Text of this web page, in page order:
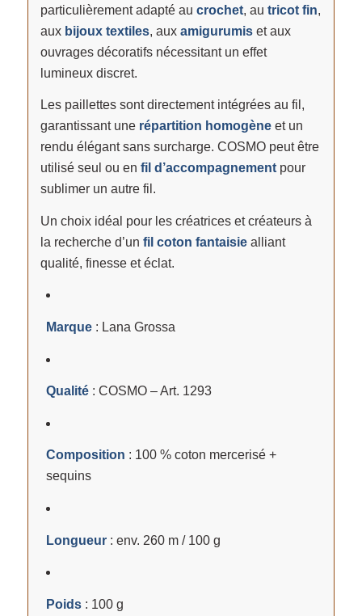
particulièrement adapté au crochet, au tricot fin,
aux bijoux textiles, aux amigurumiset aux
ouvrages décoratifs nécessitant un effet
lumineux discret.
Les paillettes sont directement intégrées au fil,
garantissant une répartition homogèneet un
rendu élégant sans surcharge. COSMO peut être
utilisé seul ou en fil d’accompagnementpour
sublimer un autre fil.
Un choix idéal pour les créatrices et créateurs à
la recherche d’un fil coton fantaisiealliant
qualité, finesse et éclat.
Marque: Lana Grossa
Qualité: COSMO – Art. 1293
Composition : 100 % coton mercerisé +
sequins
Longueur: env. 260 m / 100 g
Poids: 100 g